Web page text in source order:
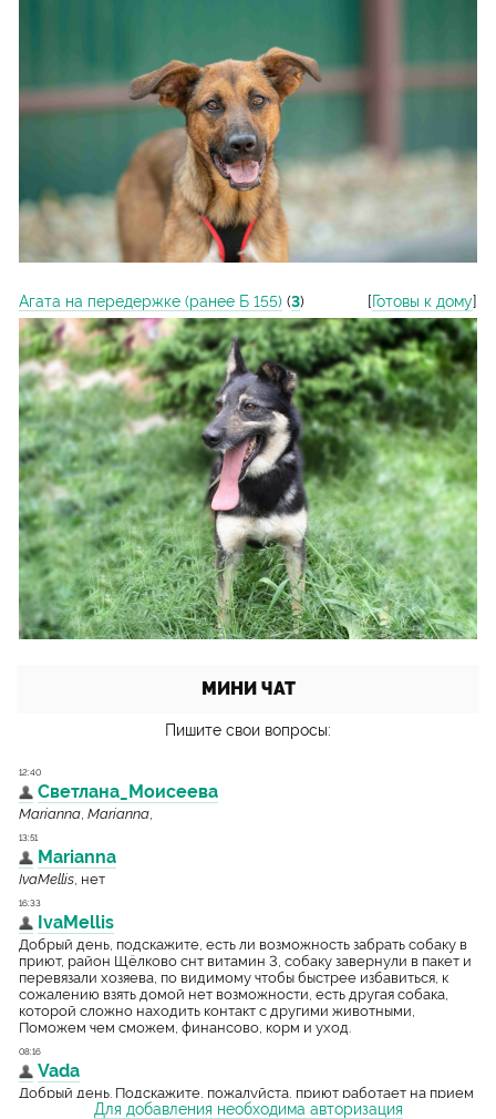
Агата на передержке (ранее Б 155) (3) [Готовы к дому]
МИНИ ЧАТ
Пишите свои вопросы:
Для добавления необходима авторизация